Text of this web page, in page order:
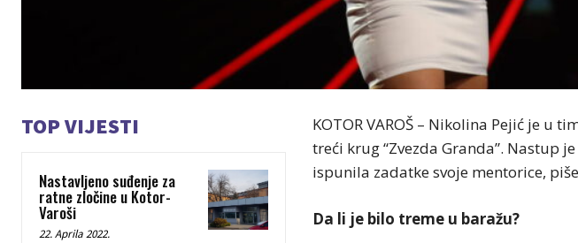
TOP VIJESTI
Nastavljeno suđenje za
ratne zločine u Kotor-
Varoši
22. Aprila 2022.
KOTOR VAROŠ – Nikolina Pejić je u
treći krug “Zvezda Granda”. Nastup
ispunila zadatke svoje mentorice, piše
Da li je bilo treme u baražu?